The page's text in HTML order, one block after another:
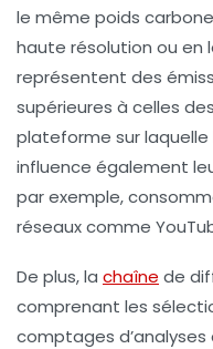
le même poids
haute résolution ou
représentent des
supérieures à celles
plateforme sur
influence également
par exemple,
réseaux comme
De plus, la chaîne de
comprenant les
comptages